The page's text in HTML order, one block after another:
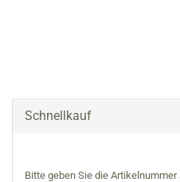
Schnellkauf
BITTE
Bitte geben Sie die